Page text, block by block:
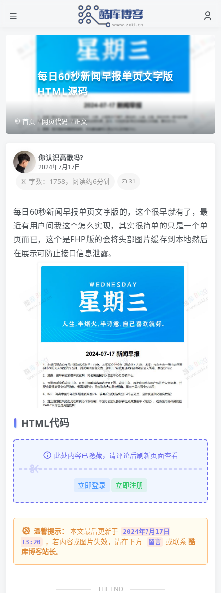
每日60秒新闻早报单页文字版
HTML源码
首页 网页代码 正文
你认识高歌吗?
2024年7月17日
字数：1758，阅读约6分钟 31
每日60秒新闻早报单页文字版的，这个很早就有了，最
近有用户问我这个怎么实现，其实很简单的只是一个单
页而已，这个是PHP版的会将头部图片缓存到本地然后
在展示可防止接口信息泄露。
HTML代码
此处内容已隐藏，请评论后刷新页面查看
立即登录 立即注册
温馨提示： 本文最后更新于 2024年7月17日
13:20
，若内容或图片失效，请在下方 留言 或联系 酷
库博客站长。
THE END